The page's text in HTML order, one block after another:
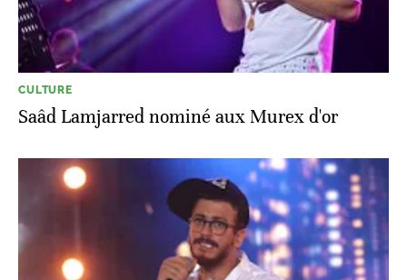
CULTURE
Saâd Lamjarred nominé aux Murex d'or